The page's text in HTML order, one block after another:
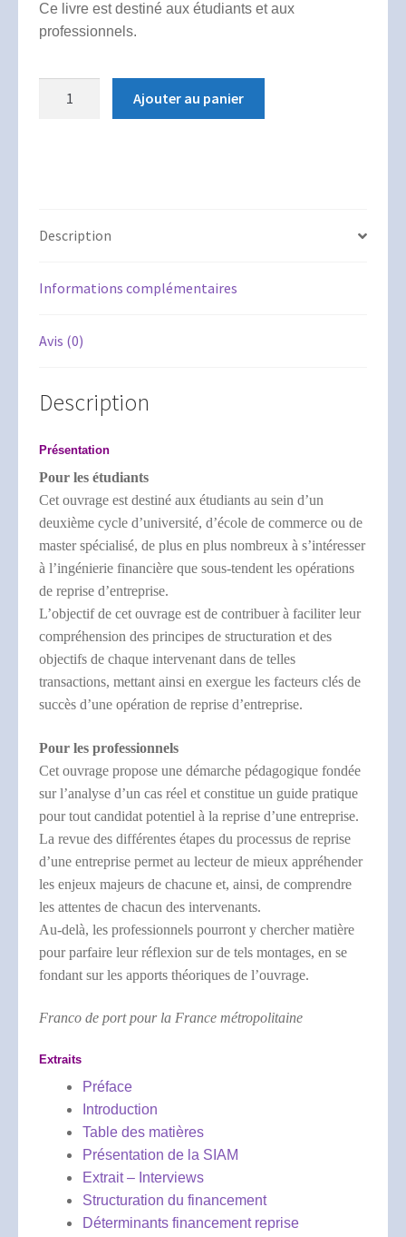
Ce livre est destiné aux étudiants et aux
professionnels.
relations
investisseurs-
Ajouter au panier
Description
Informations complémentaires
Avis (0)
Description
Présentation
Pour les étudiants
Cet ouvrage est destiné aux étudiants au sein d’un
deuxième cycle d’université, d’école de commerce ou de
master spécialisé, de plus en plus nombreux à s’intéresser
à l’ingénierie financière que sous-tendent les opérations
de reprise d’entreprise.
L’objectif de cet ouvrage est de contribuer à faciliter leur
compréhension des principes de structuration et des
objectifs de chaque intervenant dans de telles
transactions, mettant ainsi en exergue les facteurs clés de
succès d’une opération de reprise d’entreprise.
Pour les professionnels
Cet ouvrage propose une démarche pédagogique fondée
sur l’analyse d’un cas réel et constitue un guide pratique
pour tout candidat potentiel à la reprise d’une entreprise.
La revue des différentes étapes du processus de reprise
d’une entreprise permet au lecteur de mieux appréhender
les enjeux majeurs de chacune et, ainsi, de comprendre
les attentes de chacun des intervenants.
Au-delà, les professionnels pourront y chercher matière
pour parfaire leur réflexion sur de tels montages, en se
fondant sur les apports théoriques de l’ouvrage.
Franco de port pour la France métropolitaine
Extraits
Préface
Introduction
Table des matières
Présentation de la SIAM
Extrait – Interviews
Structuration du financement
Déterminants financement reprise